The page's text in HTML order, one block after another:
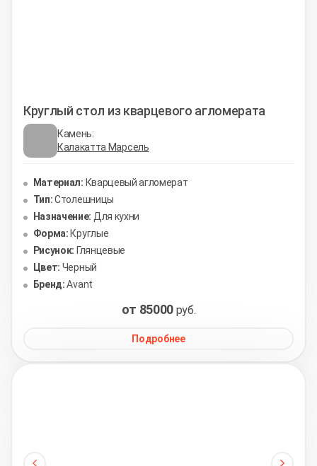
Круглый стол из кварцевого агломерата
Камень:
Калакатта Марсель
Материал: Кварцевый агломерат
Тип:Столешницы
Назначение: Для кухни
Форма: Круглые
Рисунок: Глянцевые
Цвет: Черный
Бренд: Avant
от 85000 руб.
Подробнее